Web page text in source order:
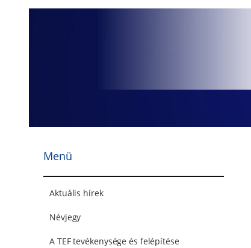
Menü
Aktuális hírek
Névjegy
A TEF tevékenysége és felépítése